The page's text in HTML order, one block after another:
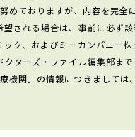
めておりますが、内容を完全
される場合は、事前に必ず
ク、およびミーカンパニー
ターズ・ファイル編集部ま
関」の情報につきましては